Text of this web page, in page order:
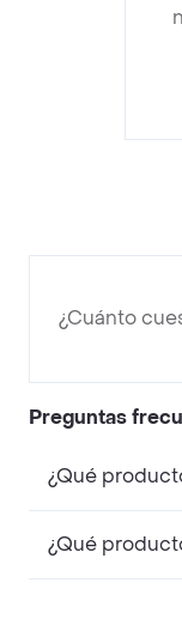
¿Cuánto
Preguntas
¿Qué
¿Qué